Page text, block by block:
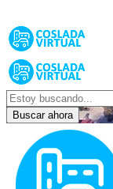
Buscar ahora